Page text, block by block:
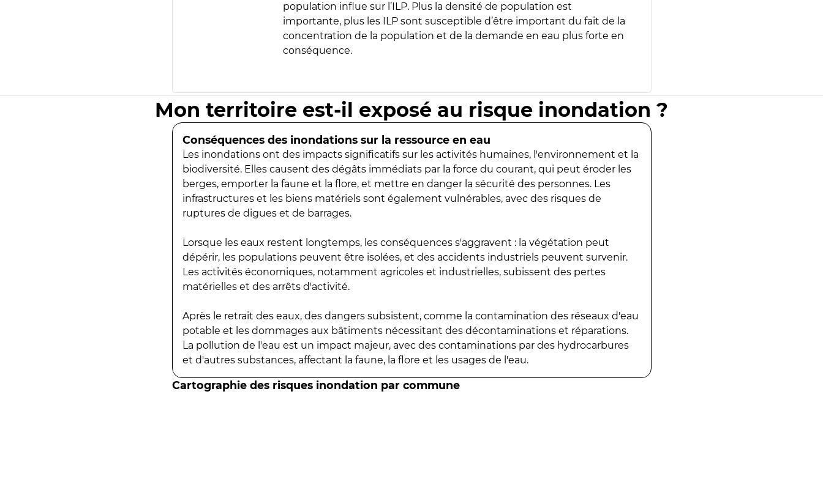
population influe sur l’ILP. Plus la densité de population est
importante, plus les ILP sont susceptible d’être important du fait de la
concentration de la population et de la demande en eau plus forte en
conséquence.
Mon territoire est-il exposé au risque inondation ?
Conséquences des inondations sur la ressource en eau
Les inondations ont des impacts significatifs sur les activités humaines, l'environnement et la
biodiversité. Elles causent des dégâts immédiats par la force du courant, qui peut éroder les
berges, emporter la faune et la flore, et mettre en danger la sécurité des personnes. Les
infrastructures et les biens matériels sont également vulnérables, avec des risques de
ruptures de digues et de barrages.
Lorsque les eaux restent longtemps, les conséquences s'aggravent : la végétation peut
dépérir, les populations peuvent être isolées, et des accidents industriels peuvent survenir.
Les activités économiques, notamment agricoles et industrielles, subissent des pertes
matérielles et des arrêts d'activité.
Après le retrait des eaux, des dangers subsistent, comme la contamination des réseaux d'eau
potable et les dommages aux bâtiments nécessitant des décontaminations et réparations.
La pollution de l'eau est un impact majeur, avec des contaminations par des hydrocarbures
et d'autres substances, affectant la faune, la flore et les usages de l'eau.
Cartographie des risques inondation par commune